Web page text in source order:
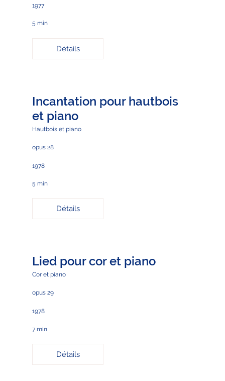
1977
5 min
Détails
Incantation pour hautbois
et piano
Hautbois et piano
opus 28
1978
5 min
Détails
Lied pour cor et piano
Cor et piano
opus 29
1978
7 min
Détails